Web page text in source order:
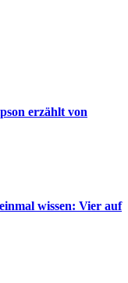
erzählt von
wissen: Vier auf